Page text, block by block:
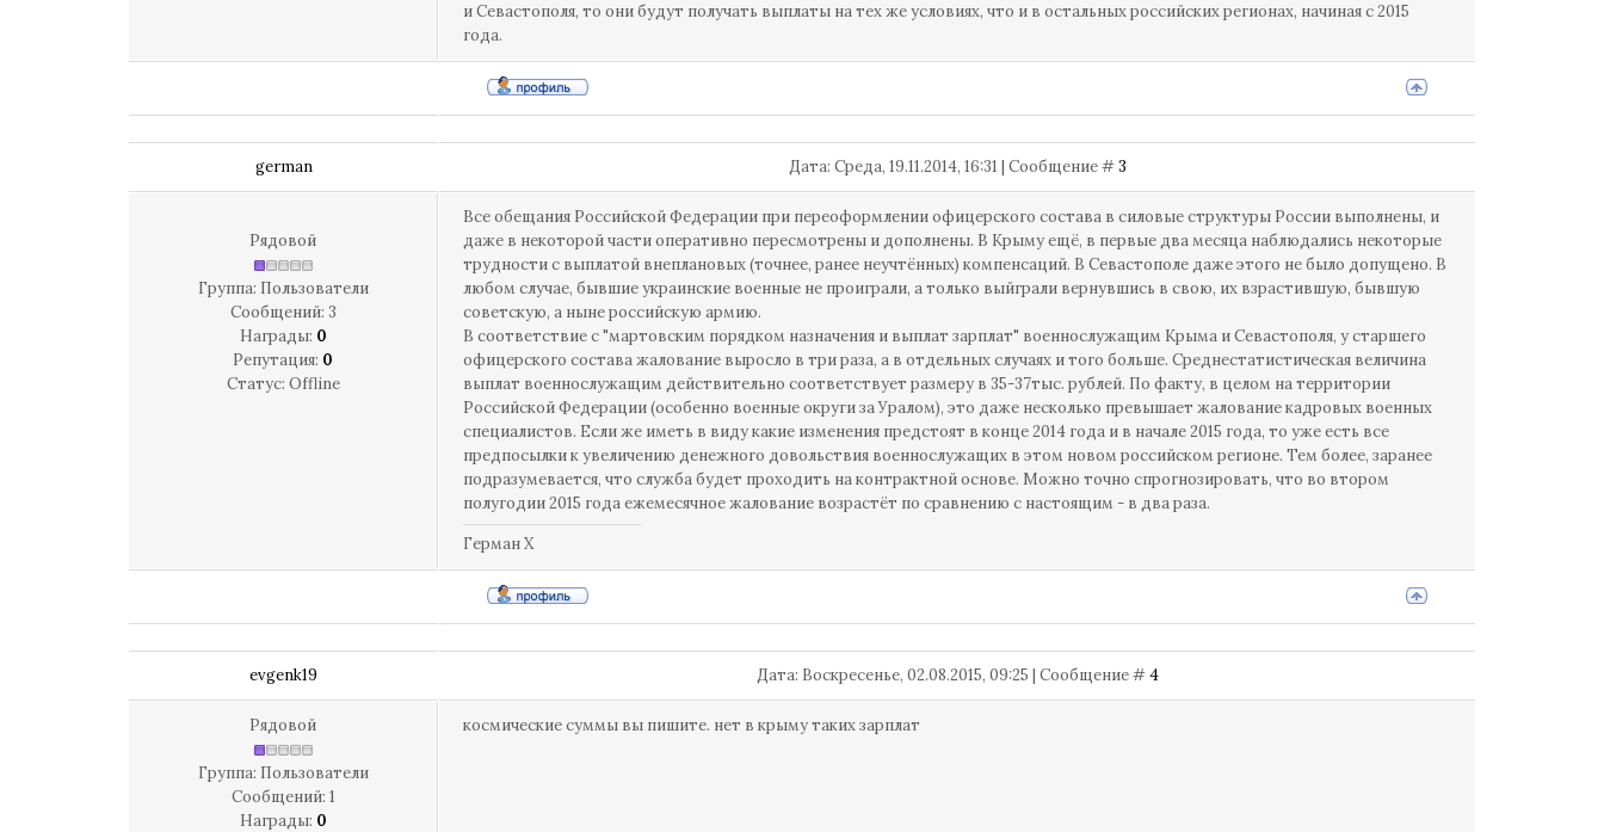
и Севастополя, то они будут получать выплаты на тех же условиях, что и в остальных российских регионах, начиная с 2015
года.
german Дата: Среда, 19.11.2014, 16:31 | Сообщение #3
Рядовой
Группа: Пользователи
Сообщений: 3
Награды: 0
Репутация: 0
Статус: Offline
Все обещания Российской Федерации при переоформлении офицерского состава в силовые структуры России выполнены, и
даже в некоторой части оперативно пересмотрены и дополнены. В Крыму ещё, в первые два месяца наблюдались некоторые
трудности с выплатой внеплановых (точнее, ранее неучтённых) компенсаций. В Севастополе даже этого не было допущено. В
любом случае, бывшие украинские военные не проиграли, а только выйграли вернувшись в свою, их взрастившую, бывшую
советскую, а ныне российскую армию.
В соответствие с "мартовским порядком назначения и выплат зарплат" военнослужащим Крыма и Севастополя, у старшего
офицерского состава жалование выросло в три раза, а в отдельных случаях и того больше. Среднестатистическая величина
выплат военнослужащим действительно соответствует размеру в 35-37тыс. рублей. По факту, в целом на территории
Российской Федерации (особенно военные округи за Уралом), это даже несколько превышает жалование кадровых военных
специалистов. Если же иметь в виду какие изменения предстоят в конце 2014 года и в начале 2015 года, то уже есть все
предпосылки к увеличению денежного довольствия военнослужащих в этом новом российском регионе. Тем более, заранее
подразумевается, что служба будет проходить на контрактной основе. Можно точно спрогнозировать, что во втором
полугодии 2015 года ежемесячное жалование возрастёт по сравнению с настоящим - в два раза.
Герман Х
evgenk19 Дата: Воскресенье, 02.08.2015, 09:25 | Сообщение #4
Рядовой
Группа: Пользователи
Сообщений: 1
Награды: 0
космические суммы вы пишите. нет в крыму таких зарплат